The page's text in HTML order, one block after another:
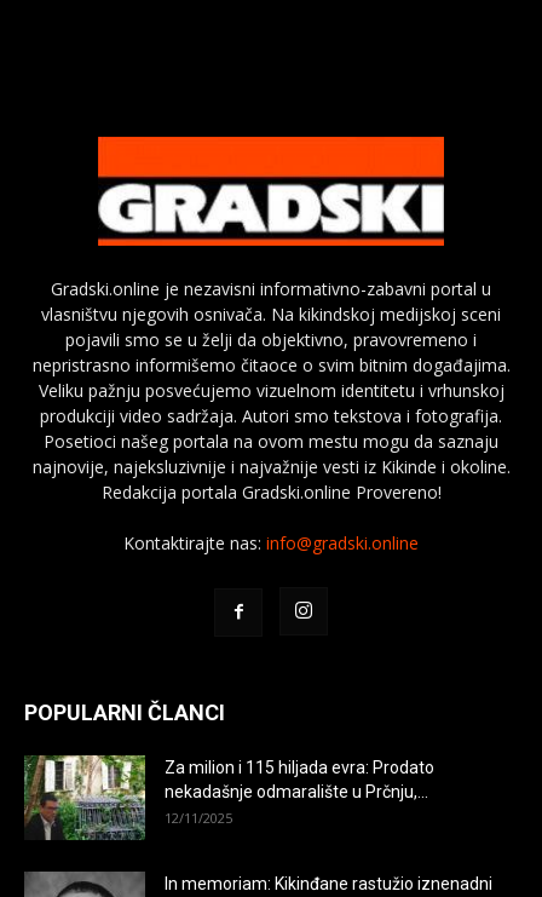
Gradski.online je nezavisni informativno-zabavni portal u
vlasništvu njegovih osnivača. Na kikindskoj medijskoj sceni
pojavili smo se u želji da objektivno, pravovremeno i
nepristrasno informišemo čitaoce o svim bitnim događajima.
Veliku pažnju posvećujemo vizuelnom identitetu i vrhunskoj
produkciji video sadržaja. Autori smo tekstova i fotografija.
Posetioci našeg portala na ovom mestu mogu da saznaju
najnovije, najeksluzivnije i najvažnije vesti iz Kikinde i okoline.
Redakcija portala Gradski.online Provereno!
Kontaktirajte nas: info@gradski.online
POPULARNI ČLANCI
Za milion i 115 hiljada evra: Prodato
nekadašnje odmaralište u Prčnju,...
12/11/2025
In memoriam: Kikinđane rastužio iznenadni